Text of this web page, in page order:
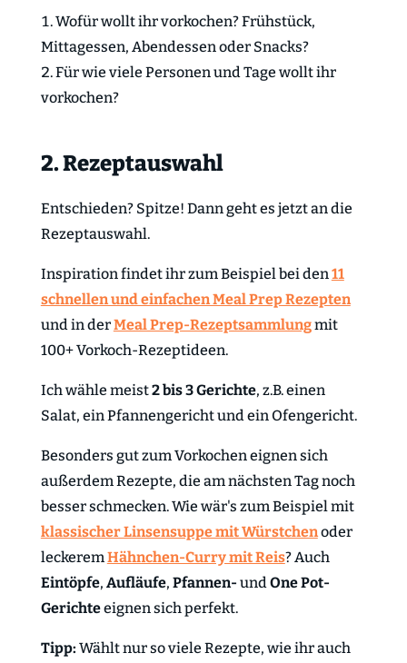
Wofür wollt ihr vorkochen? Frühstück,
Mittagessen, Abendessen oder Snacks?
Für wie viele Personen und Tage wollt ihr
vorkochen?
2. Rezeptauswahl
Entschieden? Spitze! Dann geht es jetzt an die
Rezeptauswahl.
Inspiration findet ihr zum Beispiel bei den11
schnellen und einfachen Meal Prep Rezepten
und in derMeal Prep-Rezeptsammlungmit
100+ Vorkoch-Rezeptideen.
Ich wähle meist2 bis 3 Gerichte, z.B. einen
Salat, ein Pfannengericht und ein Ofengericht.
Besonders gut zum Vorkochen eignen sich
außerdem Rezepte, die am nächsten Tag noch
besser schmecken. Wie wär's zum Beispiel mit
klassischer Linsensuppe mit Würstchenoder
leckeremHähnchen-Curry mit Reis? Auch
Eintöpfe, Aufläufe, Pfannen- undOne Pot-
Gerichteeignen sich perfekt.
Tipp: Wählt nur so viele Rezepte, wie ihr auch